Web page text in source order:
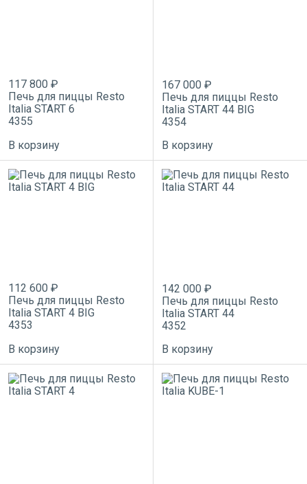
117 800 ₽
Печь для пиццы Resto
Italia START 6
4355
В корзину
167 000 ₽
Печь для пиццы Resto
Italia START 44 BIG
4354
В корзину
112 600 ₽
Печь для пиццы Resto
Italia START 4 BIG
4353
В корзину
142 000 ₽
Печь для пиццы Resto
Italia START 44
4352
В корзину